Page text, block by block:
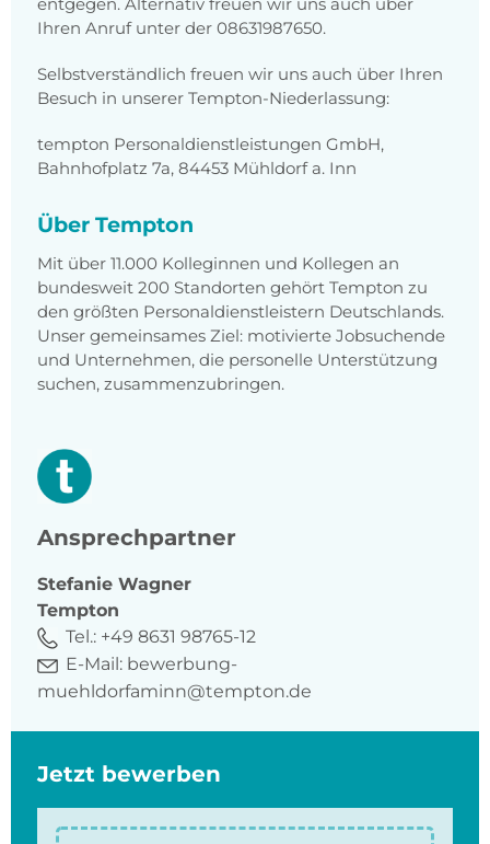
entgegen. Alternativ freuen wir uns auch über
Ihren Anruf unter der 08631987650.
Selbstverständlich freuen wir uns auch über Ihren
Besuch in unserer Tempton-Niederlassung:
tempton Personaldienstleistungen GmbH,
Bahnhofplatz 7a, 84453 Mühldorf a. Inn
Über Tempton
Mit über 11.000 Kolleginnen und Kollegen an
bundesweit 200 Standorten gehört Tempton zu
den größten Personaldienstleistern Deutschlands.
Unser gemeinsames Ziel: motivierte Jobsuchende
und Unternehmen, die personelle Unterstützung
suchen, zusammenzubringen.
Ansprechpartner
Stefanie Wagner
Tempton
Tel.: +49 8631 98765-12
E-Mail: bewerbung-
muehldorfaminn@tempton.de
Jetzt bewerben